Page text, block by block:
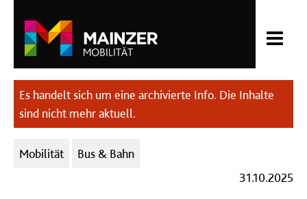
Es handelt sich um eine archivierte Info. Die Inhalte
sind nicht mehr aktuell.
Kategorien:
Mobilität
Bus & Bahn
31.10.2025